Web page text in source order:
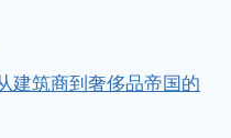
建筑商到奢侈品帝国的